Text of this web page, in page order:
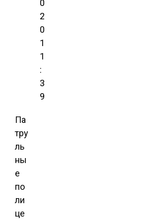
0
2
0
1
1
:
3
9
Па
тру
ль
ны
е
по
ли
це